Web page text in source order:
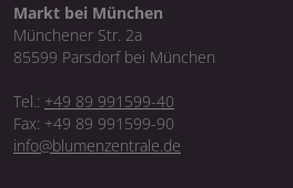
Markt bei München
Münchener Str. 2a
85599 Parsdorf bei München
Tel.: +49 89 991599-40
Fax: +49 89 991599-90
info@blumenzentrale.de